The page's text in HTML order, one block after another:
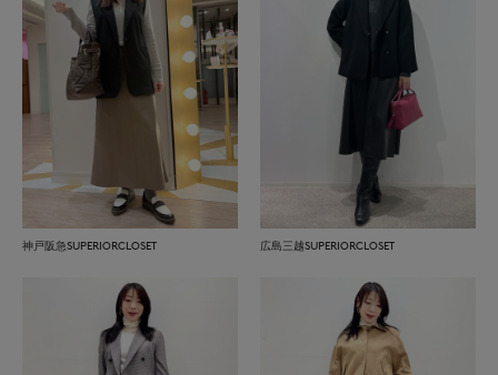
神戸阪急SUPERIORCLOSET 広島三越SUPERIORCLOSET